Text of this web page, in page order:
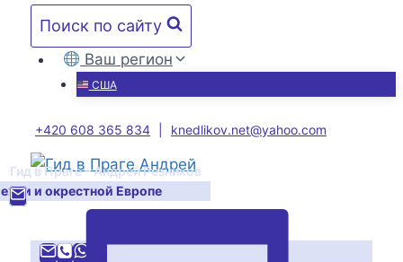
Перейти
содержимому
Поиск по сайту
Ваш регион
США
+420 608 365 834 knedlikov.net@yahoo.com
Гид в Праге – Андрей Резников
и окрестной Европе